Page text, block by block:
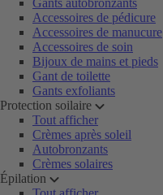
Gants autobronzants
Accessoires de pédicure
Accessoires de manucure
Accessoires de soin
Bijoux de mains et pieds
Gant de toilette
Gants exfoliants
Protection soilaire
Tout afficher
Crèmes après soleil
Autobronzants
Crèmes solaires
Épilation